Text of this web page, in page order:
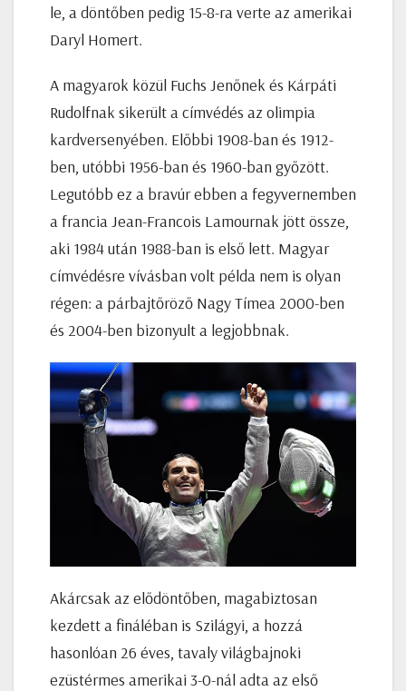
le, a döntőben pedig 15-8-ra verte az amerikai
Daryl Homert.
A magyarok közül Fuchs Jenőnek és Kárpáti
Rudolfnak sikerült a címvédés az olimpia
kardversenyében. Előbbi 1908-ban és 1912-
ben, utóbbi 1956-ban és 1960-ban győzött.
Legutóbb ez a bravúr ebben a fegyvernemben
a francia Jean-Francois Lamournak jött össze,
aki 1984 után 1988-ban is első lett. Magyar
címvédésre vívásban volt példa nem is olyan
régen: a párbajtőröző Nagy Tímea 2000-ben
és 2004-ben bizonyult a legjobbnak.
Akárcsak az elődöntőben, magabiztosan
kezdett a fináléban is Szilágyi, a hozzá
hasonlóan 26 éves, tavaly világbajnoki
ezüstérmes amerikai 3-0-nál adta az első